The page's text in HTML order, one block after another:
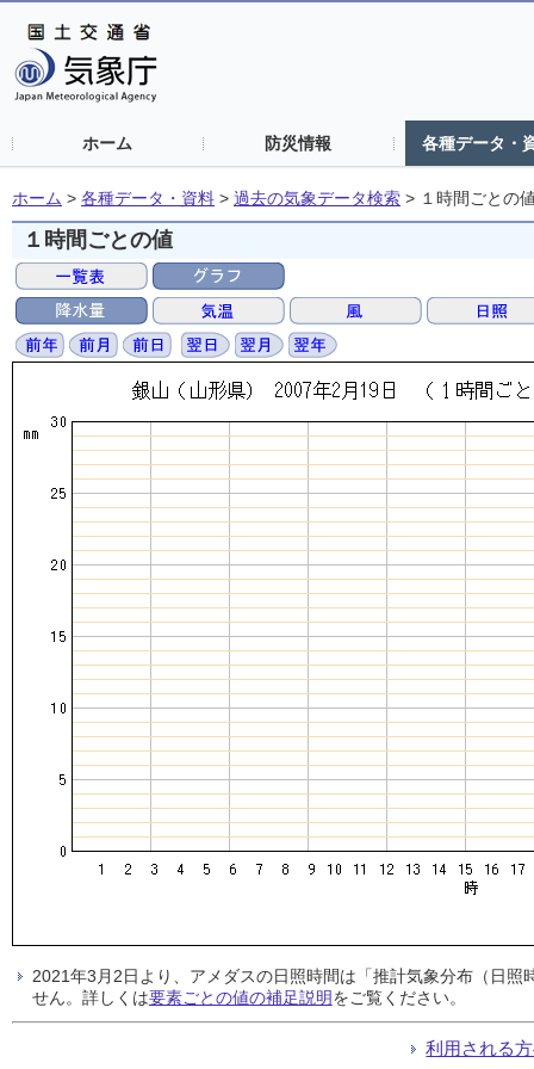
ホーム 防災情報 各種データ・
ホーム > 各種データ・資料 > 過去の気象データ検索 > １時間ごとの
１時間ごとの値
2021年3月2日より、アメダスの日照時間は「推計気象分布（日
せん。詳しくは要素ごとの値の補足説明をご覧ください。
利用される